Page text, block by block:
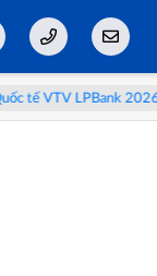
VTV LPBank 2026: Sải